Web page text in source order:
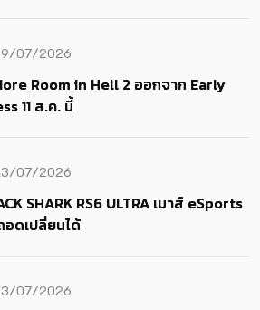
07/2026
Room in Hell 2 ออกจาก Early
11 ส.ค. นี้
07/2026
SHARK RS6 ULTRA เมาส์ eSports
ดเปลี่ยนได้
07/2026